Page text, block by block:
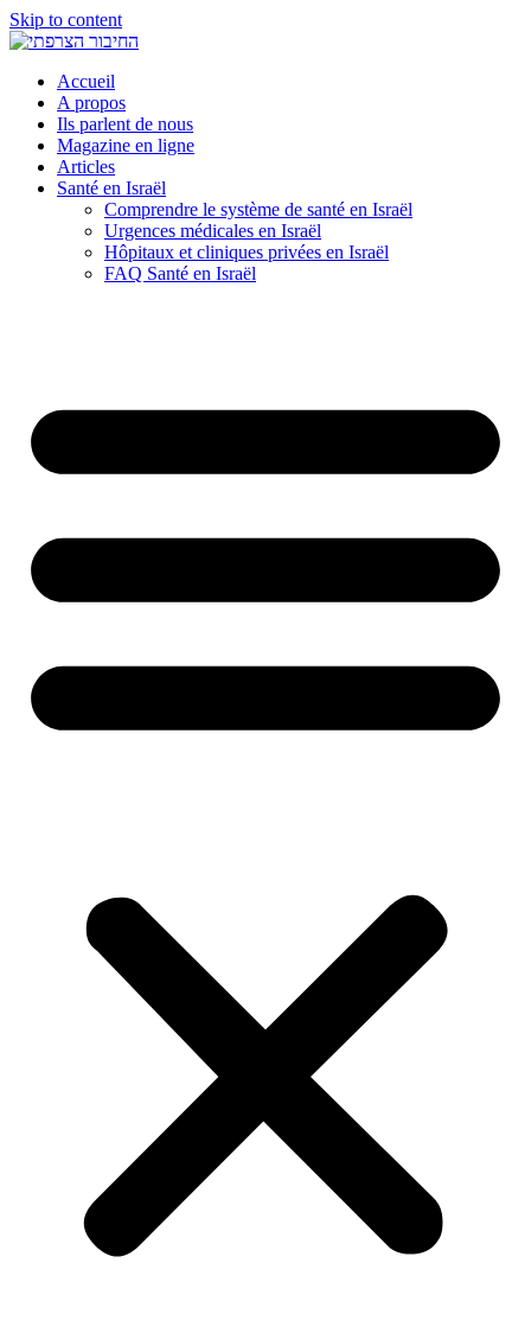
Skip to content
Accueil
A propos
Ils parlent de nous
Magazine en ligne
Articles
Santé en Israël
Comprendre le système de santé en Israël
Urgences médicales en Israël
Hôpitaux et cliniques privées en Israël
FAQ Santé en Israël